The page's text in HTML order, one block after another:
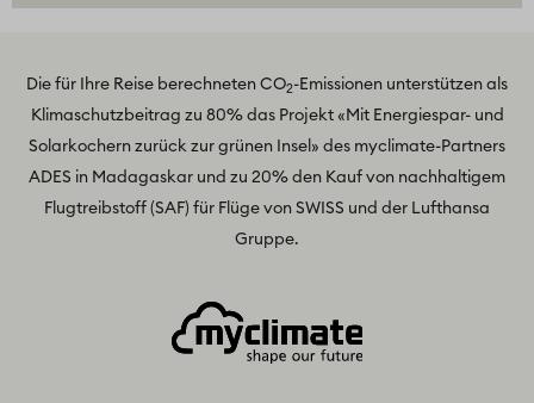
Die für Ihre Reise berechneten CO2 -Emissionen unterstützen als
Klimaschutzbeitrag zu 80% das Projekt «Mit Energiespar- und
Solarkochern zurück zur grünen Insel» des myclimate-Partners
ADES in Madagaskar und zu 20% den Kauf von nachhaltigem
Flugtreibstoff (SAF) für Flüge von SWISS und der Lufthansa
Gruppe.